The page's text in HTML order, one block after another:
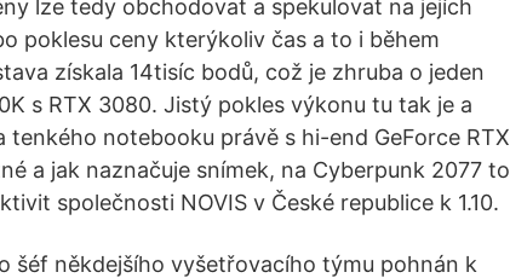
lze tedy obchodovat a spekulovat na jejích
poklesu ceny kterýkoliv čas a to i během
získala 14tisíc bodů, což je zhruba o jeden
s RTX 3080. Jistý pokles výkonu tu tak je a
notebooku právě s hi-end GeForce RTX
a jak naznačuje snímek, na Cyberpunk 2077 to
společnosti NOVIS v České republice k 1.10.
šéf někdejšího vyšetřovacího týmu pohnán k